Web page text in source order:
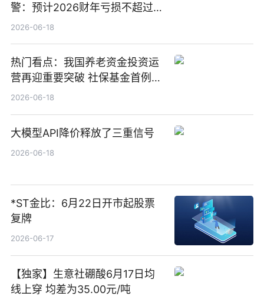
警：预计2026财年亏损不超过
1000万港元
2026-06-18
热门看点：我国养老资金投资运
营再迎重要突破 社保基金首例期
货账户完成开立
2026-06-18
大模型API降价释放了三重信号
2026-06-18
*ST金比：6月22日开市起股票
复牌
2026-06-17
【独家】生意社硼酸6月17日均
线上穿 均差为35.00元/吨